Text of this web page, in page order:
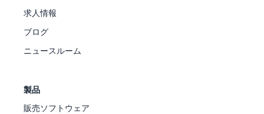
求人情報
ブログ
ニュースルーム
製品
販売ソフトウェア